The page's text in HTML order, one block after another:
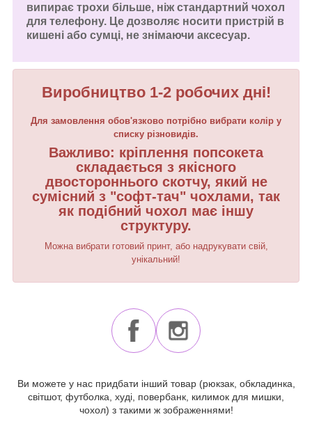
випирає трохи більше, ніж стандартний чохол
для телефону. Це дозволяє носити пристрій в
кишені або сумці, не знімаючи аксесуар.
Виробництво 1-2 робочих дні!
Для замовлення обов'язково потрібно вибрати колір у
списку різновидів.
Важливо: кріплення попсокета
складається з якісного
двостороннього скотчу, який не
сумісний з "софт-тач" чохлами, так
як подібний чохол має іншу
структуру.
Можна вибрати готовий принт, або надрукувати свій,
унікальний!
Ви можете у нас придбати інший товар (рюкзак, обкладинка,
світшот, футболка, худі, повербанк, килимок для мишки,
чохол) з такими ж зображеннями!